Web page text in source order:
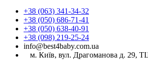
+38 (063) 341-34-32
+38 (050) 686-71-41
+38 (050) 638-40-91
+38 (098) 219-25-24
info@best4baby.com.ua
м. Київ, вул. Драгоманова д.